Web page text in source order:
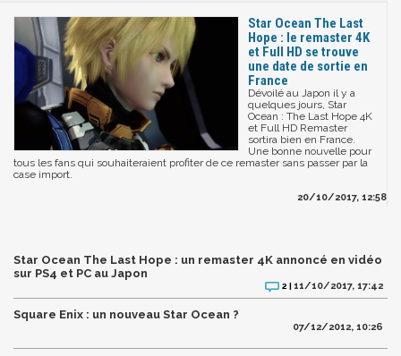
Star Ocean The Last
Hope : le remaster 4K
et Full HD se trouve
une date de sortie en
France
Dévoilé au Japon il y a
quelques jours, Star
Ocean : The Last Hope 4K
et Full HD Remaster
sortira bien en France.
Une bonne nouvelle pour
tous les fans qui souhaiteraient profiter de ce remaster sans passer par la
case import.
20/10/2017, 12:58
Star Ocean The Last Hope : un remaster 4K annoncé en vidéo
sur PS4 et PC au Japon
2 |11/10/2017, 17:42
Square Enix : un nouveau Star Ocean ?
07/12/2012, 10:26